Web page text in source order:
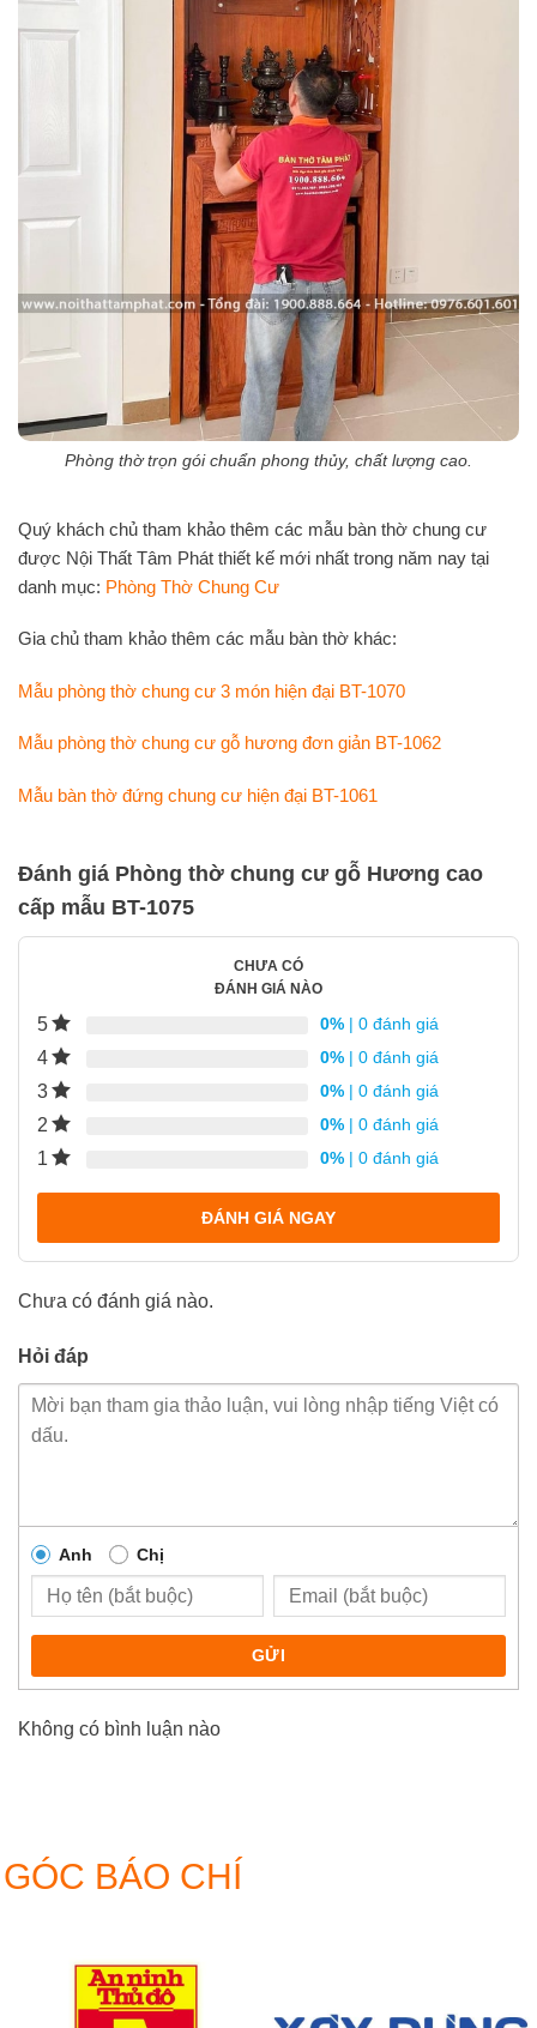
Phòng thờ trọn gói chuẩn phong thủy, chất lượng cao.
Quý khách chủ tham khảo thêm các mẫu bàn thờ chung cư
được Nội Thất Tâm Phát thiết kế mới nhất trong năm nay tại
danh mục: Phòng Thờ Chung Cư
Gia chủ tham khảo thêm các mẫu bàn thờ khác:
Mẫu phòng thờ chung cư 3 món hiện đại BT-1070
Mẫu phòng thờ chung cư gỗ hương đơn giản BT-1062
Mẫu bàn thờ đứng chung cư hiện đại BT-1061
Đánh giá Phòng thờ chung cư gỗ Hương cao
cấp mẫu BT-1075
CHƯA CÓ
ĐÁNH GIÁ NÀO
5 0% | 0 đánh giá
4 0% | 0 đánh giá
3 0% | 0 đánh giá
2 0% | 0 đánh giá
1 0% | 0 đánh giá
ĐÁNH GIÁ NGAY
Chưa có đánh giá nào.
Hỏi đáp
Anh Chị
GỬI
Không có bình luận nào
GÓC BÁO CHÍ